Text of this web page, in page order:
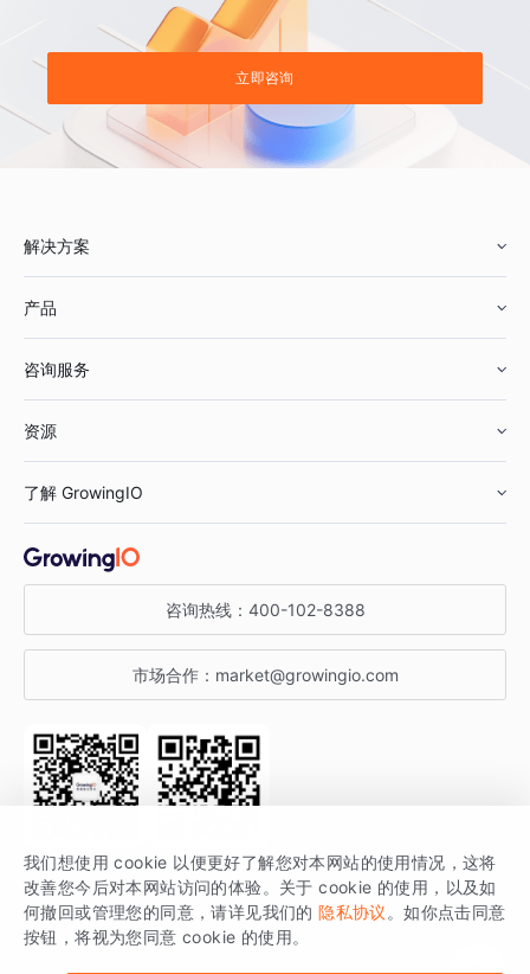
立即咨询
解决方案
鞋服行业
汽车行业
金融行业
产品
智能运营
获客分析
咨询服务
资源
增长公开课
增长博客
开发者文档
SDK 文档
场景指南
了解 GrowingIO
关于 GrowingIO
增长大会
行业活动
咨询热线： 400-102-8388
市场合作： market@growingio.com
关注公众号 获取更多干货
GrowingIO 是专注于数据智能分析与增长的品牌，核心平台为 GrowingIO
分析云。
我们想使用 cookie 以便更好了解您对本网站的使用情况，这将
改善您今后对本网站访问的体验。关于 cookie 的使用，以及如
何撤回或管理您的同意，请详见我们的 隐私协议 。如你点击同意
按钮，将视为您同意 cookie 的使用。